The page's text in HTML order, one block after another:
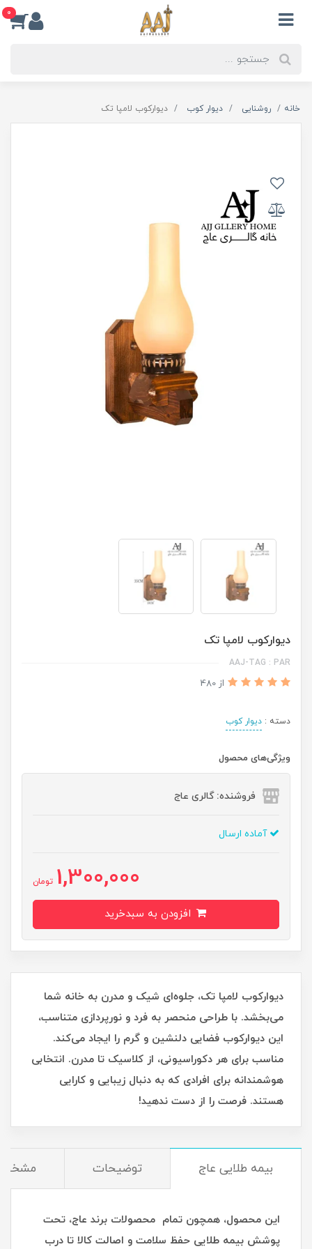
0
خانه روشنایی دیوار کوب دیوارکوب لامپا تک
دیوارکوب لامپا تک
AAJ-TAG : PAR
از 480
دسته : دیوار کوب
ویژگی‌های محصول
فروشنده: گالری عاج
آماده ارسال
1,300,000 تومان
دیوارکوب لامپا تک، جلوه‌ای شیک و مدرن به خانه شما
می‌بخشد. با طراحی منحصر به فرد و نورپردازی متناسب،
این دیوارکوب فضایی دلنشین و گرم را ایجاد می‌کند.
مناسب برای هر دکوراسیونی، از کلاسیک تا مدرن. انتخابی
هوشمندانه برای افرادی که به دنبال زیبایی و کارایی
هستند. فرصت را از دست ندهید!
بیمه طلایی عاج توضیحات
این محصول، همچون تمام محصولات برند عاج، تحت
پوشش بیمه طلایی حفظ سلامت و اصالت کالا تا درب